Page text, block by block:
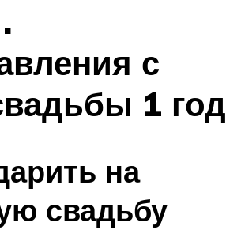
с
1 год
на
свадьбу